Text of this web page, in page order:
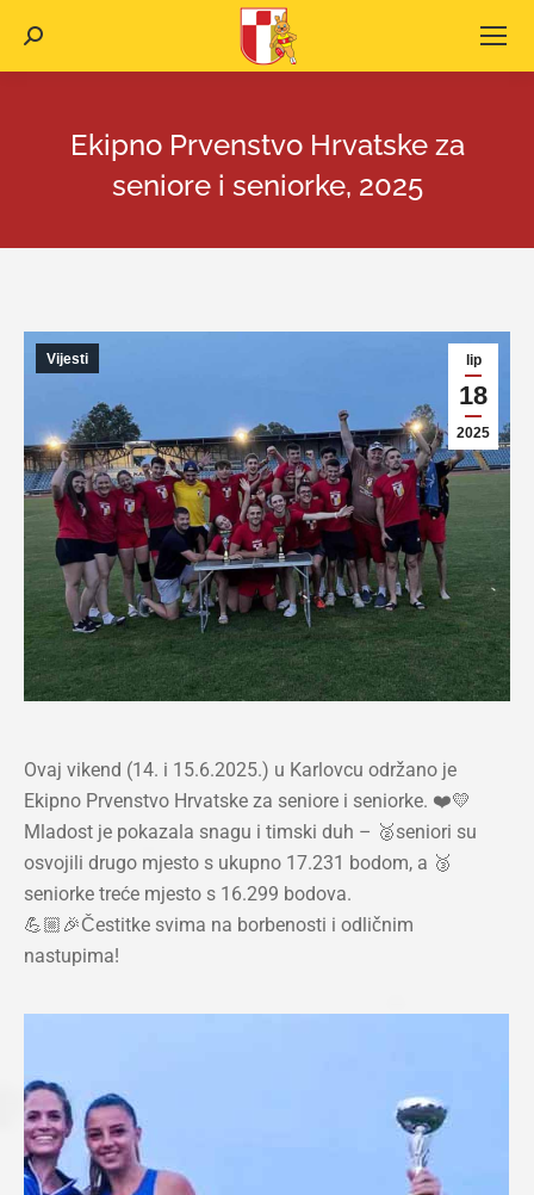
Search:
Ekipno Prvenstvo Hrvatske za
seniore i seniorke, 2025
lip
18
2025
Vijesti
Ovaj vikend (14. i 15.6.2025.) u Karlovcu održano je
Ekipno Prvenstvo Hrvatske za seniore i seniorke. ❤️💛
Mladost je pokazala snagu i timski duh – 🥈seniori su
osvojili drugo mjesto s ukupno 17.231 bodom, a 🥉
seniorke treće mjesto s 16.299 bodova.
💪🏼🎉Čestitke svima na borbenosti i odličnim
nastupima!